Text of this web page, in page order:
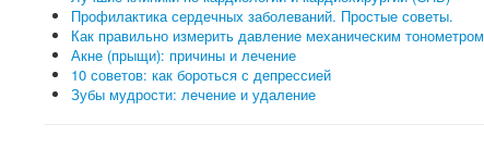
Профилактика сердечных заболеваний. Простые советы.
Как правильно измерить давление механическим тонометром
Акне (прыщи): причины и лечение
10 советов: как бороться с депрессией
Зубы мудрости: лечение и удаление